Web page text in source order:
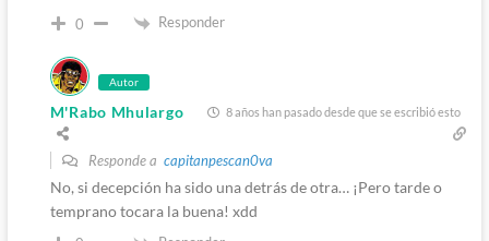
0 Responder
Autor
M'Rabo Mhulargo 8 años han pasado desde que se escribió esto
Responde a capitanpescan0va
No, si decepción ha sido una detrás de otra… ¡Pero tarde o
temprano tocara la buena! xdd